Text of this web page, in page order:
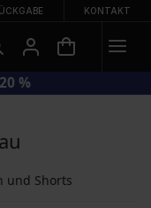
KONTAKT
%
und Shorts